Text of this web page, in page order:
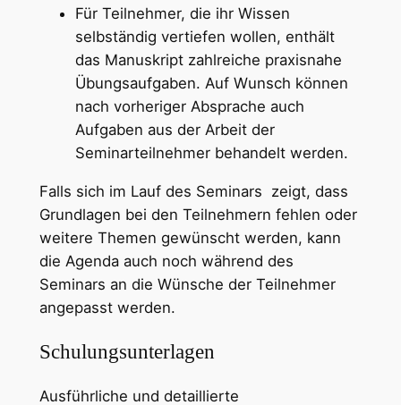
Für Teilnehmer, die ihr Wissen
selbständig vertiefen wollen, enthält
das Manuskript zahlreiche praxisnahe
Übungsaufgaben. Auf Wunsch können
nach vorheriger Absprache auch
Aufgaben aus der Arbeit der
Seminarteilnehmer behandelt werden.
Falls sich im Lauf des Seminars zeigt, dass
Grundlagen bei den Teilnehmern fehlen oder
weitere Themen gewünscht werden, kann
die Agenda auch noch während des
Seminars an die Wünsche der Teilnehmer
angepasst werden.
Schulungsunterlagen
Ausführliche und detaillierte